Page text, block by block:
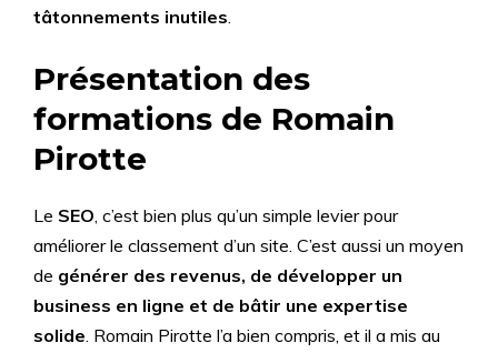
tâtonnements inutiles.
Présentation des
formations de Romain
Pirotte
Le SEO, c’est bien plus qu’un simple levier pour
améliorer le classement d’un site. C’est aussi un moyen
de générer des revenus, de développer un
business en ligne et de bâtir une expertise
solide. Romain Pirotte l’a bien compris, et il a mis au